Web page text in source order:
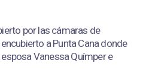
por las cámaras de
a Punta Cana donde
Vanessa Químper e